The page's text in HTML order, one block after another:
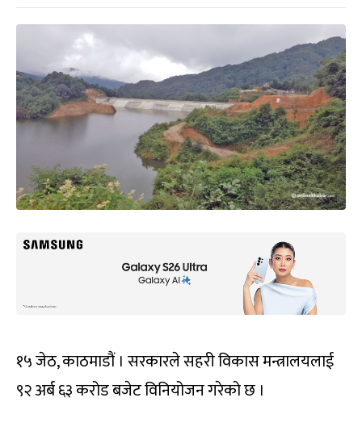
१५ जेठ, काठमाडौं । सरकारले सहरी विकास मन्त्रालयलाई
९२ अर्ब ६३ करोड बजेट विनियोजन गरेको छ ।